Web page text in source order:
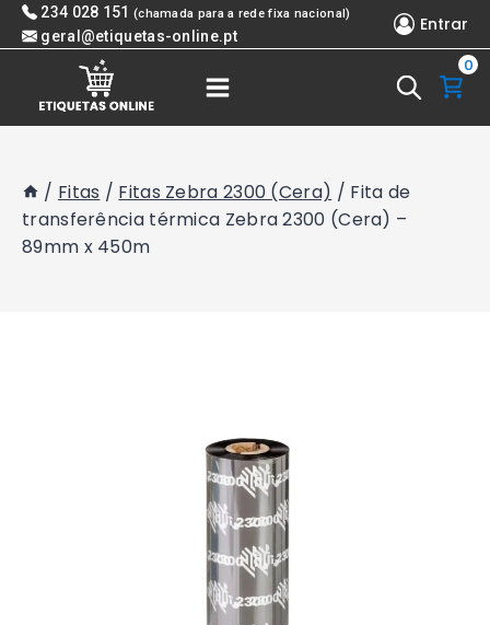
Skip 234 028 151 (chamada para a rede fixa nacional)
geral@etiquetas-online.pt
Entrar
0
/ Fitas / Fitas Zebra 2300 (Cera) / Fita de
transferência térmica Zebra 2300 (Cera) –
89mm x 450m